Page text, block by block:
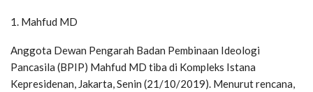
1. Mahfud MD
Anggota Dewan Pengarah Badan Pembinaan Ideologi
Pancasila (BPIP) Mahfud MD tiba di Kompleks Istana
Kepresidenan, Jakarta, Senin (21/10/2019). Menurut rencana,